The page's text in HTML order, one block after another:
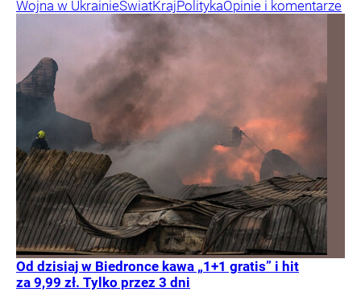
Wojna w UkrainieŚwiatKrajPolitykaOpinie i komentarze
Od dzisiaj w Biedronce kawa „1+1 gratis” i hit
za 9,99 zł. Tylko przez 3 dni